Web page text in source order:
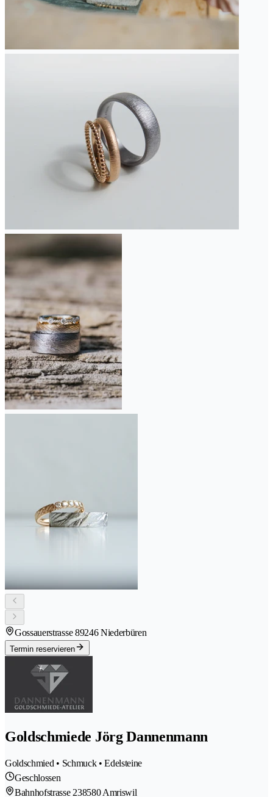
Gossauerstrasse 89246 Niederbüren
Termin reservieren
Goldschmiede Jörg Dannenmann
Goldschmied • Schmuck • Edelsteine
Geschlossen
Bahnhofstrasse 238580 Amriswil